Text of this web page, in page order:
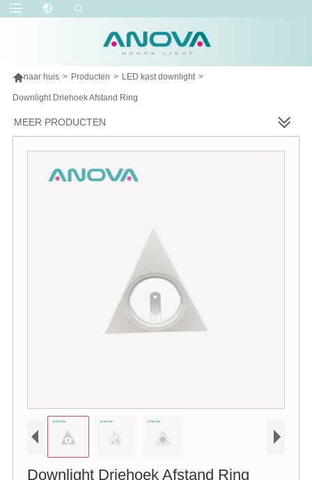
naar huis > Producten > LED kast downlight >
Downlight Driehoek Afstand Ring
MEER PRODUCTEN
Downlight Driehoek Afstand Ring